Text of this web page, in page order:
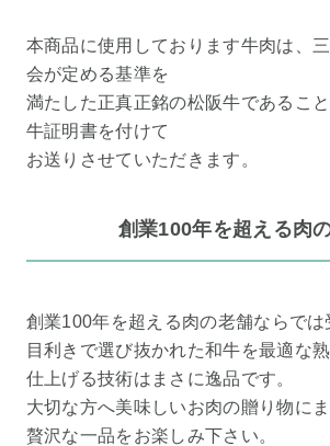
本商品に使用しております牛肉は、
会が定める基準を
満たした正真正銘の松阪牛であるこ
牛証明書を付けて
お送りさせていただきます。
創業100年を超える肉
創業100年を超える肉の老舗ならでは
目利きで選び抜かれた和牛を最適な
仕上げる技術はまさに逸品です。
大切な方へ美味しいお肉の贈り物に
贅沢な一品をお楽しみ下さい。